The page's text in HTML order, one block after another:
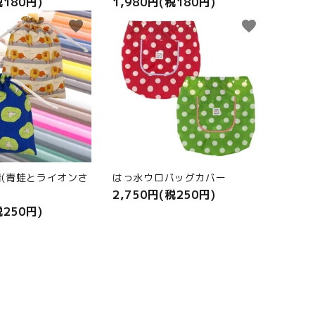
青蛙とライオンさ
円)
favorite
はっ水ウロバッグカバー
2,750円(税250円)
favorite